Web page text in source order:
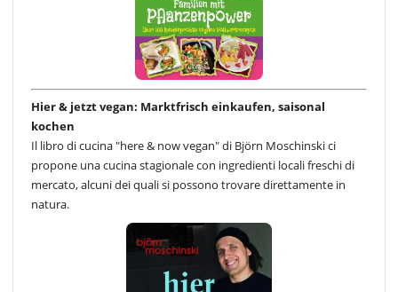
Hier & jetzt vegan: Marktfrisch einkaufen, saisonal
kochen
Il libro di cucina "here & now vegan" di Björn Moschinski ci
propone una cucina stagionale con ingredienti locali freschi di
mercato, alcuni dei quali si possono trovare direttamente in
natura.